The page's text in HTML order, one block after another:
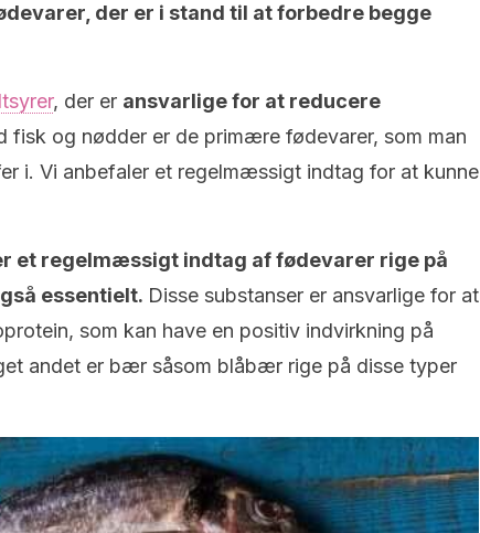
der er i stand til at forbedre begge
, der er ansvarlige for at reducere
fisk og nødder er de primære fødevarer, som man
i. Vi anbefaler et regelmæssigt indtag for at kunne
et regelmæssigt indtag af fødevarer rige på
essentielt. Disse substanser er ansvarlige for at
som kan have en positiv indvirkning på
andet er bær såsom blåbær rige på disse typer